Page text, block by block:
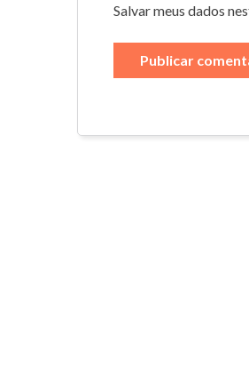
Salvar meus dados